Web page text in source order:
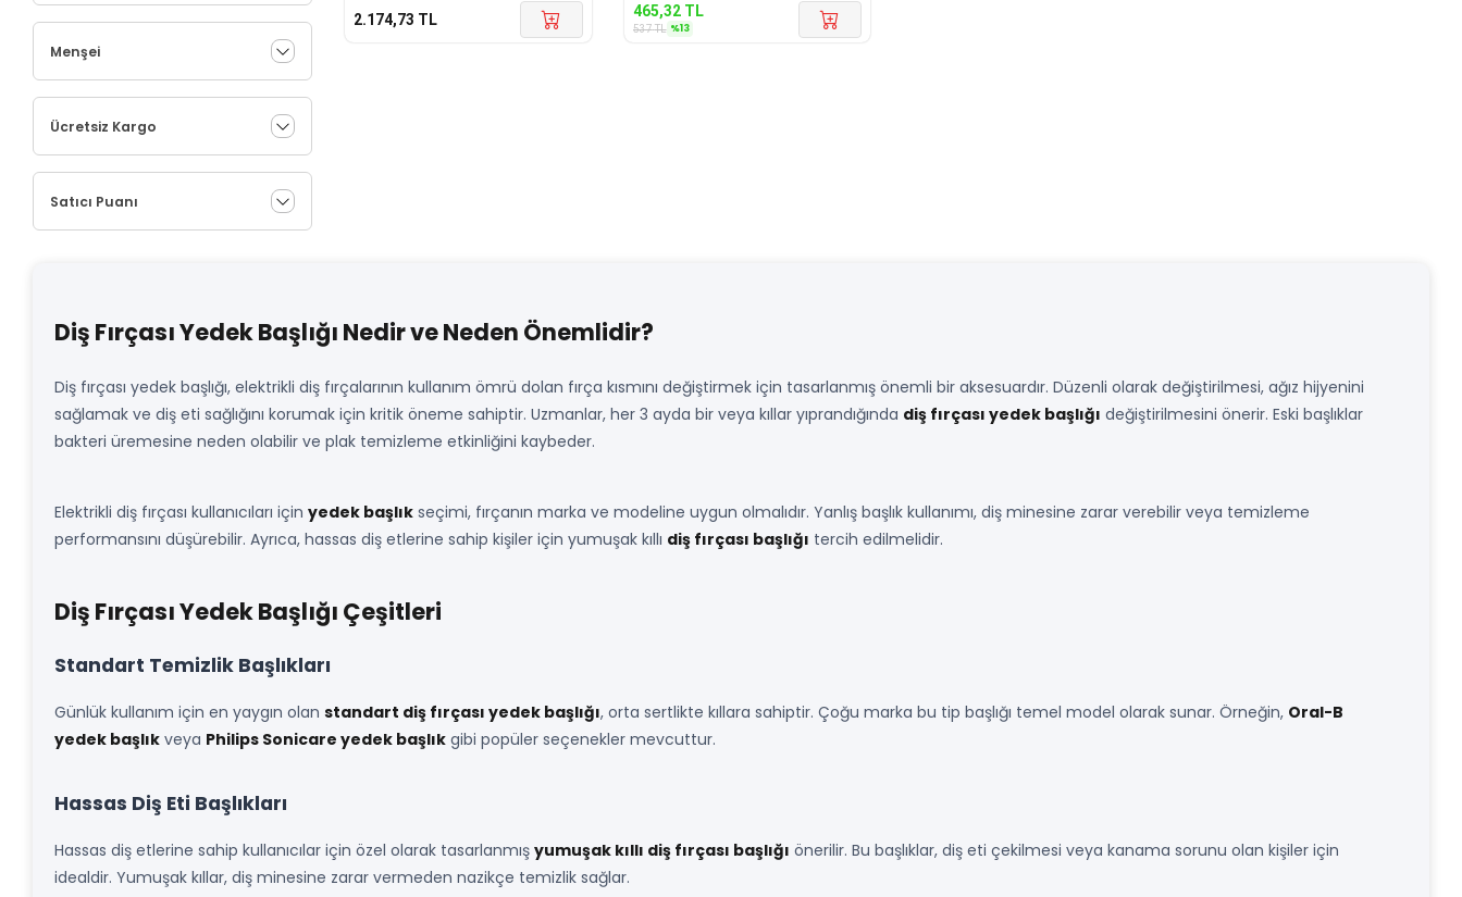
Menşei
Ücretsiz Kargo
Satıcı Puanı
2.174,73 TL 465,32 TL
537TL %13
Diş Fırçası Yedek Başlığı Nedir ve Neden Önemlidir?
Diş fırçası yedek başlığı, elektrikli diş fırçalarının kullanım ömrü dolan fırça kısmını değiştirmek için tasarlanmış önemli bir aksesuardır. Düzenli olarak değiştirilmesi, ağız hijyenini
sağlamak ve diş eti sağlığını korumak için kritik öneme sahiptir. Uzmanlar, her 3 ayda bir veya kıllar yıprandığında diş fırçası yedek başlığı değiştirilmesini önerir. Eski başlıklar
bakteri üremesine neden olabilir ve plak temizleme etkinliğini kaybeder.
Elektrikli diş fırçası kullanıcıları için yedek başlık seçimi, fırçanın marka ve modeline uygun olmalıdır. Yanlış başlık kullanımı, diş minesine zarar verebilir veya temizleme
performansını düşürebilir. Ayrıca, hassas diş etlerine sahip kişiler için yumuşak kıllı diş fırçası başlığı tercih edilmelidir.
Diş Fırçası Yedek Başlığı Çeşitleri
Standart Temizlik Başlıkları
Günlük kullanım için en yaygın olan standart diş fırçası yedek başlığı, orta sertlikte kıllara sahiptir. Çoğu marka bu tip başlığı temel model olarak sunar. Örneğin, Oral-B
yedek başlık veya Philips Sonicare yedek başlık gibi popüler seçenekler mevcuttur.
Hassas Diş Eti Başlıkları
Hassas diş etlerine sahip kullanıcılar için özel olarak tasarlanmış yumuşak kıllı diş fırçası başlığı önerilir. Bu başlıklar, diş eti çekilmesi veya kanama sorunu olan kişiler için
idealdir. Yumuşak kıllar, diş minesine zarar vermeden nazikçe temizlik sağlar.